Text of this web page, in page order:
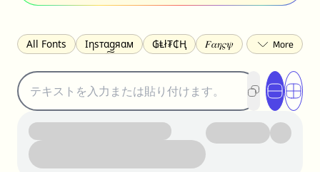
All Fonts Ιηѕтαgяαм ₲Ⱡł₮₵Ⱨ
𝐹𝛼𝜂𝜍𝜓
匚ㄖㄖㄥ
⏙ℇ⟟☈⟄ 🅲ᖇ𝒆𝒆ק𝔂
ꜱᴍᴀʟʟ
𝐁𝐨𝐥𝐝
S̶t̶r̶i̶k̶e̶t̶h̶r̶o̶u̶g̶h̶
ᗷᏆǤ
uʍoꓷ ǝpᴉsdꓵ
𝕋𝕨𝕚𝕥𝕥𝕖𝕣
ȶɨӄȶօӄ
𝙵𝚊𝚌𝚎𝚋𝚘𝚘𝚔